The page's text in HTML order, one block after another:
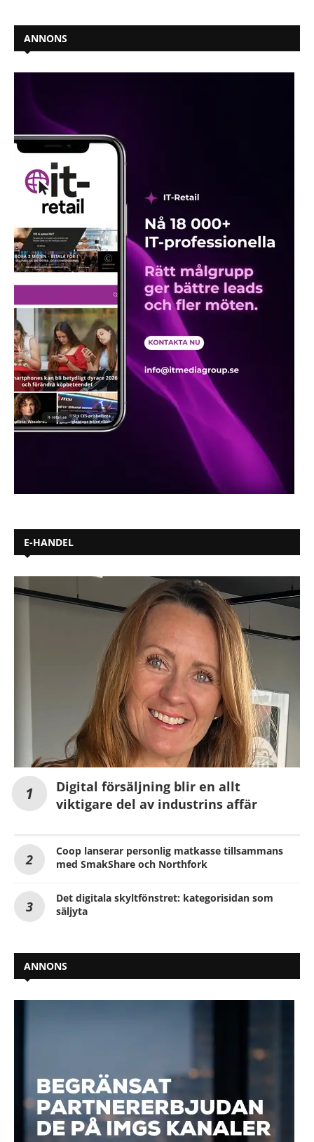
ANNONS
E-HANDEL
Digital försäljning blir en allt
viktigare del av industrins affär
Coop lanserar personlig matkasse tillsammans
med SmakShare och Northfork
Det digitala skyltfönstret: kategorisidan som
säljyta
ANNONS